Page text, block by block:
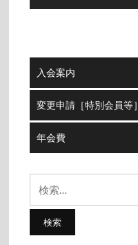
シ
入会案内
変更申請［特別会員等］
年会費
索: